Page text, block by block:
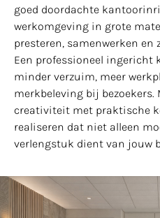
goed doordachte
werkomgeving in grote
presteren, samenwerken en
Een professioneel ingericht
minder verzuim, meer
merkbeleving bij
creativiteit met praktische
realiseren dat niet alleen
verlengstuk dient van jouw